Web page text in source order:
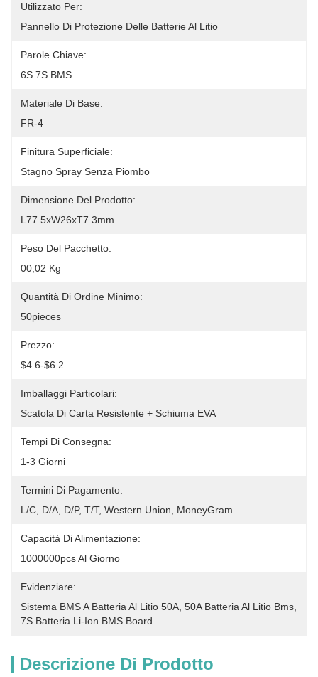
Utilizzato Per:
Pannello Di Protezione Delle Batterie Al Litio
Parole Chiave:
6S 7S BMS
Materiale Di Base:
FR-4
Finitura Superficiale:
Stagno Spray Senza Piombo
Dimensione Del Prodotto:
L77.5xW26xT7.3mm
Peso Del Pacchetto:
00,02 Kg
Quantità Di Ordine Minimo:
50pieces
Prezzo:
$4.6-$6.2
Imballaggi Particolari:
Scatola Di Carta Resistente + Schiuma EVA
Tempi Di Consegna:
1-3 Giorni
Termini Di Pagamento:
L/C, D/A, D/P, T/T, Western Union, MoneyGram
Capacità Di Alimentazione:
1000000pcs Al Giorno
Evidenziare:
Sistema BMS A Batteria Al Litio 50A 50A Batteria Al Litio Bms
7S Batteria Li-Ion BMS Board
Descrizione Di Prodotto